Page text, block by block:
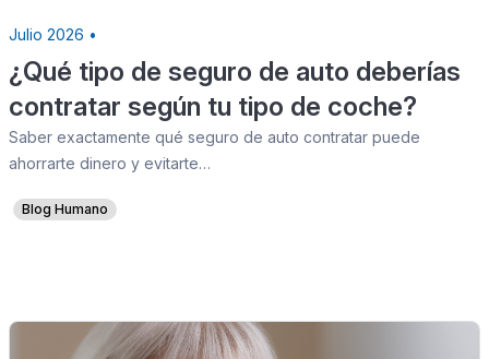
Julio 2026 •
¿Qué tipo de seguro de auto deberías
contratar según tu tipo de coche?
Saber exactamente qué seguro de auto contratar puede
ahorrarte dinero y evitarte…
Blog Humano